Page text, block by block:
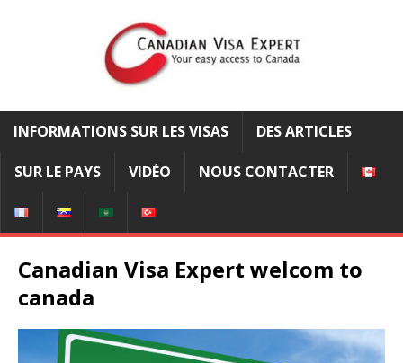
INFORMATIONS SUR LES VISAS DES ARTICLES
SUR LE PAYS VIDÉO NOUS CONTACTER
Canadian Visa Expert welcom to
canada